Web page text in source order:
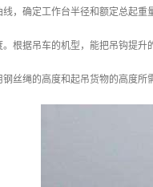
线，确定工作台半径和额定总起重
。根据吊车的机型，能把吊钩提升
丝绳的高度和起吊货物的高度